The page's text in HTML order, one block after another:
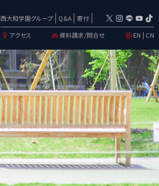
西大和学園グループ Q&A
寄付
アクセス
資料請求/問合せ EN | CN